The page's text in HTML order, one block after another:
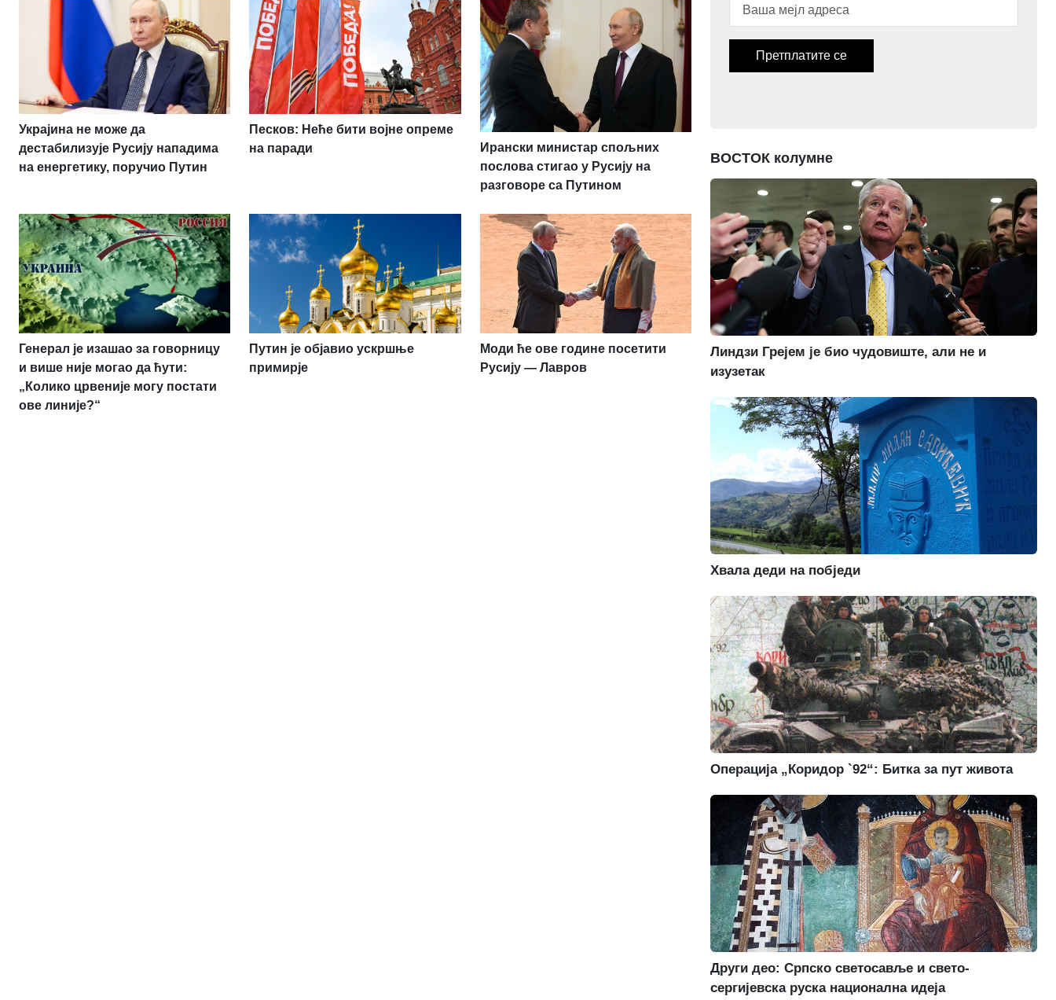
Украјина не може да
дестабилизује Русију нападима
на енергетику, поручио Путин
Песков: Неће бити војне опреме
на паради
Ирански министар спољних
послова стигао у Русију на
разговоре са Путином
Генерал је изашао за говорницу
и више није могао да ћути:
„Колико црвеније могу постати
ове линије?“
Путин је објавио ускршње
примирје
Моди ће ове године посетити
Русију — Лавров
Претплатите се
ВОСТОК колумне
Линдзи Грејем је био чудовиште, али не и
изузетак
Хвала деди на побједи
Операција „Коридор `92“: Битка за пут живота
Други део: Српско светосавље и свето-
сергијевска руска национална идеја